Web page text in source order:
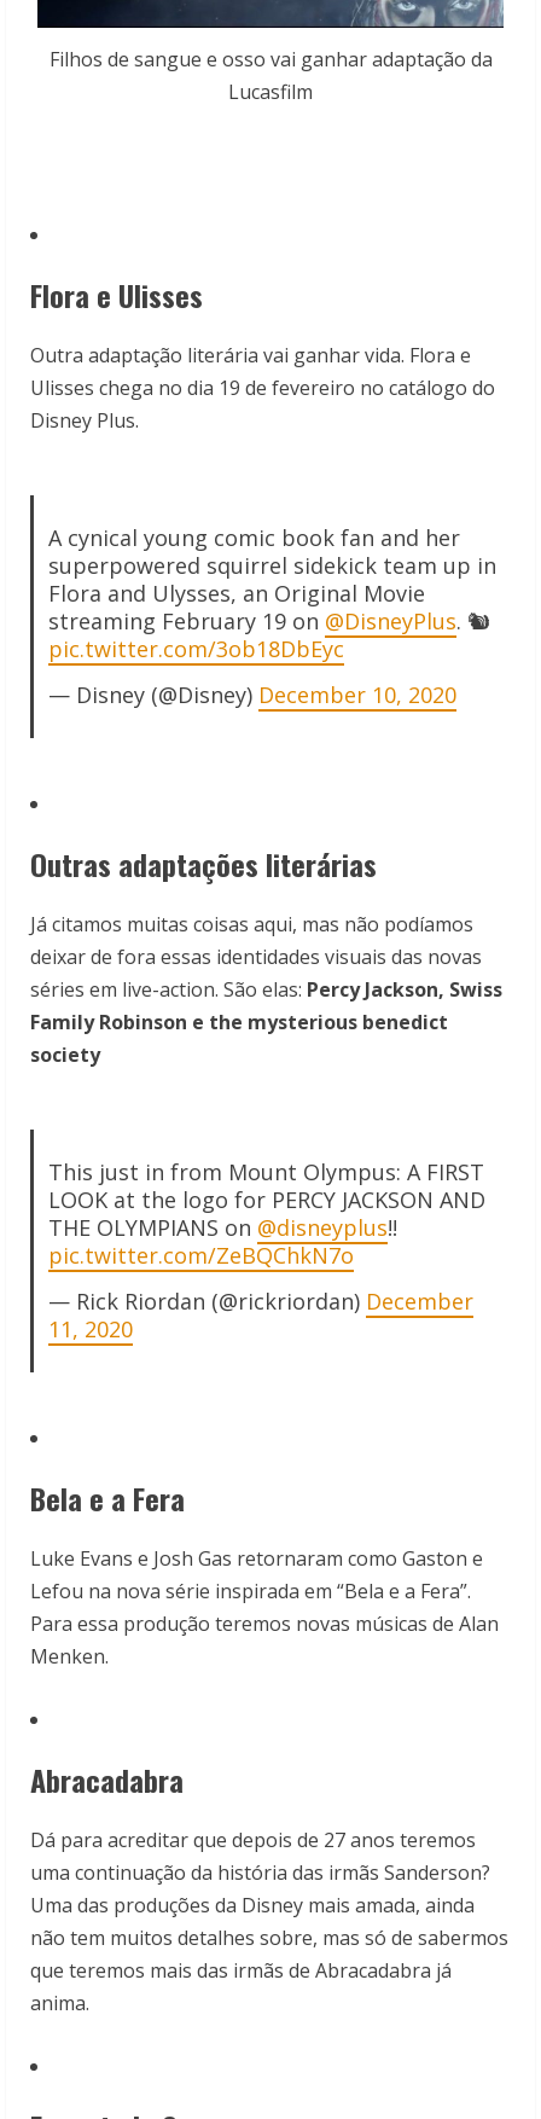
Filhos de sangue e osso vai ganhar adaptação da
Lucasfilm
Flora e Ulisses
Outra adaptação literária vai ganhar vida. Flora e
Ulisses chega no dia 19 de fevereiro no catálogo do
Disney Plus.
A cynical young comic book fan and her
superpowered squirrel sidekick team up in
Flora and Ulysses, an Original Movie
streaming February 19 on @DisneyPlus. 🐿
pic.twitter.com/3ob18DbEyc
— Disney (@Disney) December 10, 2020
Outras adaptações literárias
Já citamos muitas coisas aqui, mas não podíamos
deixar de fora essas identidades visuais das novas
séries em live-action. São elas: Percy Jackson, Swiss
Family Robinson e the mysterious benedict
society
This just in from Mount Olympus: A FIRST
LOOK at the logo for PERCY JACKSON AND
THE OLYMPIANS on @disneyplus!!
pic.twitter.com/ZeBQChkN7o
— Rick Riordan (@rickriordan) December
11, 2020
Bela e a Fera
Luke Evans e Josh Gas retornaram como Gaston e
Lefou na nova série inspirada em “Bela e a Fera”.
Para essa produção teremos novas músicas de Alan
Menken.
Abracadabra
Dá para acreditar que depois de 27 anos teremos
uma continuação da história das irmãs Sanderson?
Uma das produções da Disney mais amada, ainda
não tem muitos detalhes sobre, mas só de sabermos
que teremos mais das irmãs de Abracadabra já
anima.